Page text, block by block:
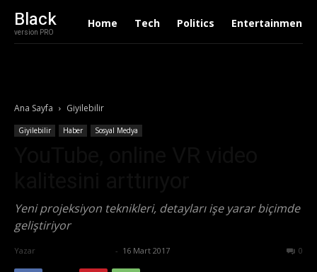
Black
version PRO
Home Tech Politics Entertainment
Ana Sayfa Giyilebilir
Giyilebilir Haber Sosyal Medya
Yeni projeksiyon teknikleri, detayları işe yarar biçimde
geliştiriyor
Yazar - 16 Mart 2017 0